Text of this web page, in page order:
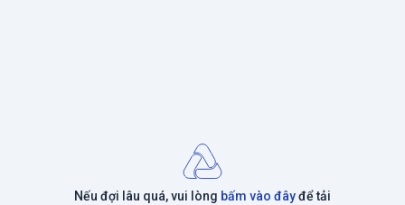
Nếu đợi lâu quá, vui lòng bấm vào đâyđể tải